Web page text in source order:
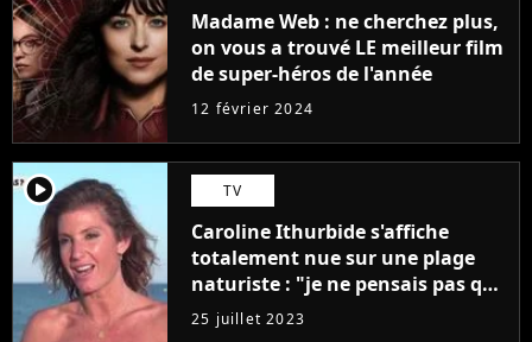
Madame Web : ne cherchez plus,
on vous a trouvé LE meilleur film
de super-héros de l'année
12 février 2024
player2 TV
Caroline Ithurbide s'affiche
totalement nue sur une plage
naturiste : "je ne pensais pas que
j'arriverais à le faire..."
25 juillet 2023